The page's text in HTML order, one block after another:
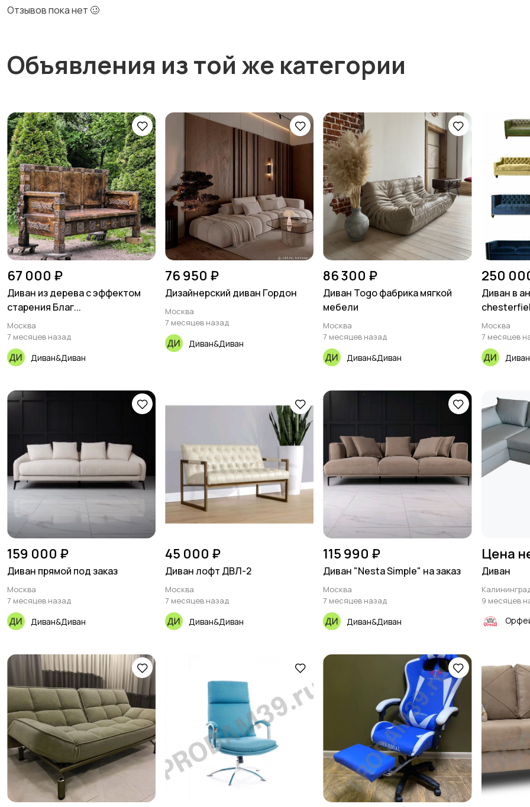
Отзывов пока нет 🥴
Объявления из той же категории
67 000 ₽
Диван из дерева с эффектом
старения Благ...
Москва
7 месяцев назад
Диван&Диван
76 950 ₽
Дизайнерский диван Гордон
Москва
7 месяцев назад
Диван&Диван
86 300 ₽
Диван Togo фабрика мягкой
мебели
Москва
7 месяцев назад
Диван&Диван
250
Диван в
Москва
7 месяцев
159 000 ₽
Диван прямой под заказ
Москва
7 месяцев назад
Диван&Диван
45 000 ₽
Диван лофт ДВЛ-2
Москва
7 месяцев назад
Диван&Диван
115 990 ₽
Диван "Nesta Simple" на заказ
Москва
7 месяцев назад
Диван&Диван
Цена
Диван
9 месяцев